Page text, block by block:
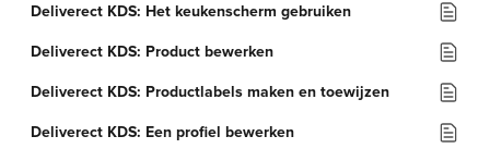
Deliverect KDS: Het keukenscherm gebruiken
Deliverect KDS: Product bewerken
Deliverect KDS: Productlabels maken en toewijzen
Deliverect KDS: Een profiel bewerken